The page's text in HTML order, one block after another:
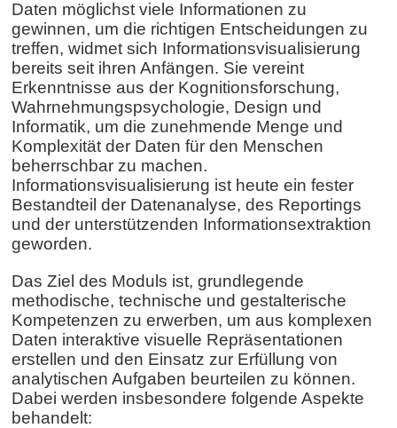
Daten möglichst viele Informationen zu
gewinnen, um die richtigen Entscheidungen zu
treffen, widmet sich Informationsvisualisierung
bereits seit ihren Anfängen. Sie vereint
Erkenntnisse aus der Kognitionsforschung,
Wahrnehmungspsychologie, Design und
Informatik, um die zunehmende Menge und
Komplexität der Daten für den Menschen
beherrschbar zu machen.
Informationsvisualisierung ist heute ein fester
Bestandteil der Datenanalyse, des Reportings
und der unterstützenden Informationsextraktion
geworden.
Das Ziel des Moduls ist, grundlegende
methodische, technische und gestalterische
Kompetenzen zu erwerben, um aus komplexen
Daten interaktive visuelle Repräsentationen
erstellen und den Einsatz zur Erfüllung von
analytischen Aufgaben beurteilen zu können.
Dabei werden insbesondere folgende Aspekte
behandelt: